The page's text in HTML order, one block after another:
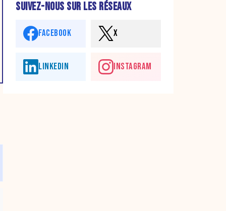
SUIVEZ-NOUS SUR LES RÉSEAUX
FACEBOOK X
LINKEDIN INSTAGRAM